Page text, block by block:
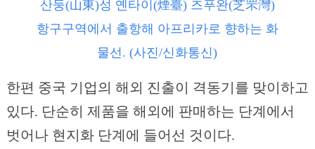
산둥(山東)성 옌타이(煙臺) 즈푸완(芝罘灣)
항구구역에서 출항해 아프리카로 향하는 화
물선. (사진/신화통신)
한편 중국 기업의 해외 진출이 격동기를 맞이하고
있다. 단순히 제품을 해외에 판매하는 단계에서
벗어나 현지화 단계에 들어선 것이다.